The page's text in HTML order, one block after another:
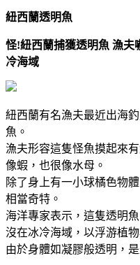
紐西蘭透明魚
怪!紐西蘭捕獲透明魚 漁
冷海域
紐西蘭有名漁夫最近出海
魚。
漁夫形容這隻怪魚摸起來
像蝦，也很像水母。
除了身上有一小球橘色物
相當奇特。
海洋專家表示，這隻透明
沒在冰冷海域，以浮游植物
由於身體如凝膠般透明，